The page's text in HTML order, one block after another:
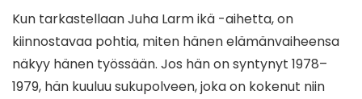
Kun tarkastellaan Juha Larm ikä -aihetta, on
kiinnostavaa pohtia, miten hänen elämänvaiheensa
näkyy hänen työssään. Jos hän on syntynyt 1978–
1979, hän kuuluu sukupolveen, joka on kokenut niin